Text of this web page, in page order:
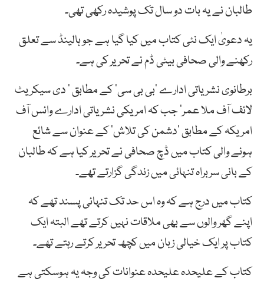
طالبان نے یہ بات دو سال تک پوشیدہ رکھی تھی۔
یہ دعویٰ ایک نئی کتاب میں کیا گیا ہے جو ہالینڈ سے تعلق
رکھنے والی صحافی بیٹی ڈم نے تحریر کی ہے۔
برطانوی نشریاتی ادارے ’بی بی سی‘ کے مطابق ’ دی سیکریٹ
لائف آف ملا عمر’ جب کہ امریکی نشریاتی ادارے وائس آف
امریکہ کے مطابق ’دشمن کی تلاش‘ کے عنوان سے شائع
ہونے والی کتاب میں ڈچ صحافی نے تحریر کیا ہے کہ طالبان
کے بانی سربراہ تنہائی میں زندگی گزارتے تھے۔
کتاب میں درج ہے کہ وہ اس حد تک تنہائی پسند تھے کہ
اپنے گھر والوں سے بھی ملاقات نہیں کرتے تھے البتہ ایک
کتاب پر ایک خیالی زبان میں کچھ تحریر کرتے رہتے تھے۔
کتاب کے علیحدہ علیحدہ عنوانات کی وجہ یہ ہوسکتی ہے